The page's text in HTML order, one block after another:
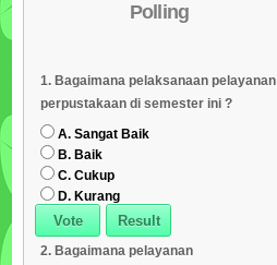
Daftar Koleksi (Subyek)
Dipinjam
07 Daftar Koleksi (Klasifikasi/ddc)
Polling
1. Bagaimana pelaksanaan pelayanan
perpustakaan di semester ini ?
A. Sangat Baik
B. Baik
C. Cukup
D. Kurang
2. Bagaimana pelayanan